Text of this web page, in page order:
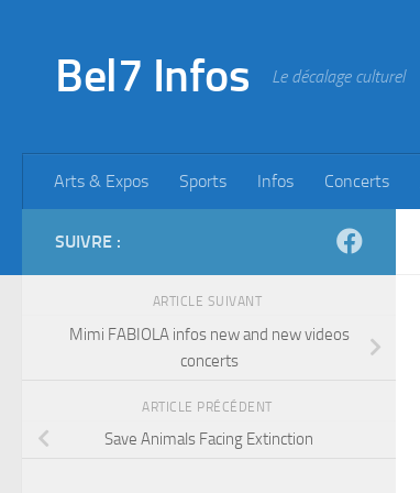
Bel7 Infos Le décalage culturel
Arts & Expos Sports Infos Concerts
SUIVRE :
ARTICLE SUIVANT
Mimi FABIOLA infos new and new videos
concerts
ARTICLE PRÉCÉDENT
Save Animals Facing Extinction